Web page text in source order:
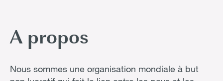
A propos
Nous sommes une organisation mondiale à but